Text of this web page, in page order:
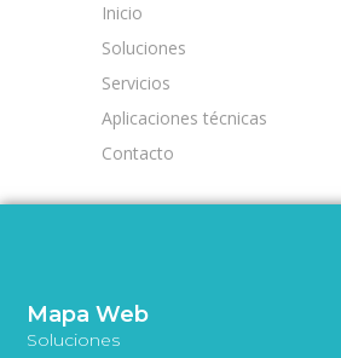
Inicio
Soluciones
Servicios
Aplicaciones técnicas
Contacto
Mapa Web
Soluciones